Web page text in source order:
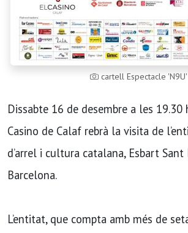
cartell Espectacle 'N9U'
Dissabte 16 de desembre a les 19.30
Casino de Calaf rebrà la visita de
d’arrel i cultura catalana, Esbart
Barcelona.
L’entitat, que compta amb més de